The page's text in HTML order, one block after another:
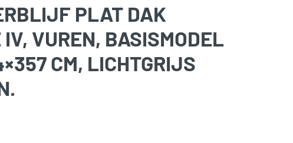
PLAT DAK
IV, VUREN, BASISMODEL
CM, LICHTGRIJS